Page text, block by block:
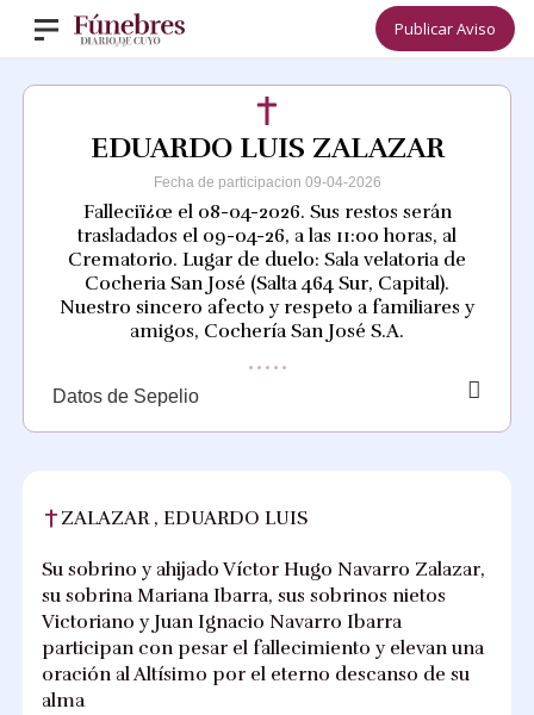
Publicar Aviso
EDUARDO LUIS ZALAZAR
Fecha de participacion 09-04-2026
Falleciï¿œ el 08-04-2026. Sus restos serán
trasladados el 09-04-26, a las 11:00 horas, al
Crematorio. Lugar de duelo: Sala velatoria de
Cocheria San José (Salta 464 Sur, Capital).
Nuestro sincero afecto y respeto a familiares y
amigos, Cochería San José S.A.
Datos de Sepelio
ZALAZAR , EDUARDO LUIS
Su sobrino y ahijado Víctor Hugo Navarro Zalazar,
su sobrina Mariana Ibarra, sus sobrinos nietos
Victoriano y Juan Ignacio Navarro Ibarra
participan con pesar el fallecimiento y elevan una
oración al Altísimo por el eterno descanso de su
alma